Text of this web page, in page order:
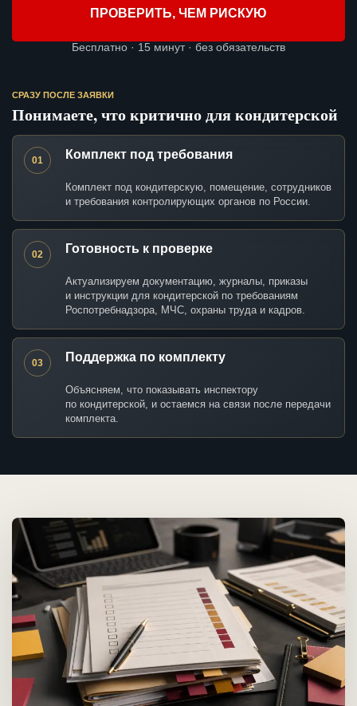
ПРОВЕРИТЬ, ЧЕМ РИСКУЮ
Бесплатно · 15 минут · без обязательств
СРАЗУ ПОСЛЕ ЗАЯВКИ
Понимаете, что критично для кондитерской
01 Комплект под требования
Комплект под кондитерскую, помещение, сотрудников
и требования контролирующих органов по России.
02 Готовность к проверке
Актуализируем документацию, журналы, приказы
и инструкции для кондитерской по требованиям
Роспотребнадзора, МЧС, охраны труда и кадров.
03 Поддержка по комплекту
Объясняем, что показывать инспектору
по кондитерской, и остаемся на связи после передачи
комплекта.